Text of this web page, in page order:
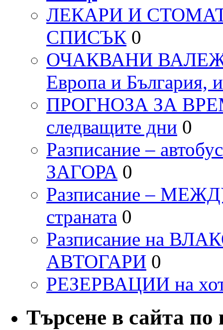
ЛЕКАРИ И
СПИСЪК 0
ОЧАКВАНИ ВАЛЕЖИ
Европа и България,
ПРОГНОЗА ЗА
следващите дни 0
Разписание –
ЗАГОРА 0
Разписание –
страната 0
Разписание на
АВТОГАРИ 0
РЕЗЕРВАЦИИ на
Търсене в сайта